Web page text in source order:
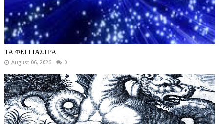
ΤΑ ΦΕΓΓΙΑΣΤΡΑ
August 06, 2026 0